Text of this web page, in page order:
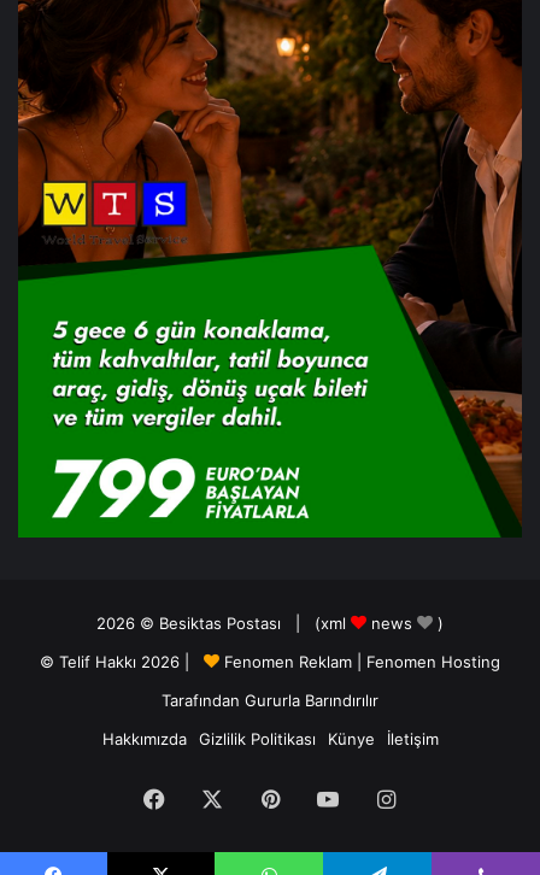
2026 © Besiktas Postası | (xml news
)
© Telif Hakkı 2026 |
Fenomen Reklam
Fenomen Hosting
Tarafından Gururla Barındırılır
Hakkımızda
Gizlilik Politikası Künye İletişim
Facebook PinterestYouTubeInstagram